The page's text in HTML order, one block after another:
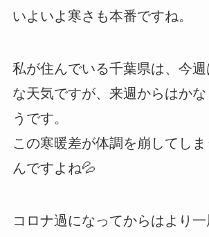
いよいよ寒さも本番ですね。
私が住んでいる千葉県は、今
な天気ですが、来週からはかな
うです。
この寒暖差が体調を崩してし
んですよね💦
コロナ過になってからはより